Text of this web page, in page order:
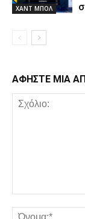
ΧΑΝΤ ΜΠΟΛ
ΑΦΗΣΤΕ ΜΙΑ